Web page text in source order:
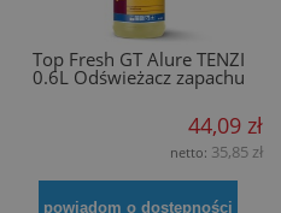
Top Fresh GT Alure TENZI
0.6L Odświeżacz zapachu
44,09 zł
netto: 35,85 zł
powiadom o dostępności